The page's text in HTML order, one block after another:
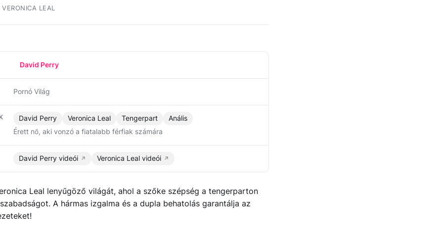
VERONICA LEAL
David Perry
Pornó Világ
David Perry Veronica Leal Tengerpart
Anális
Érett nő, aki vonzó a fiatalabb férfiak számára
David Perry videói Veronica Leal videói
Leal lenyűgöző világát, ahol a szőke szépség a tengerparton
A hármas izgalma és a dupla behatolás garantálja az